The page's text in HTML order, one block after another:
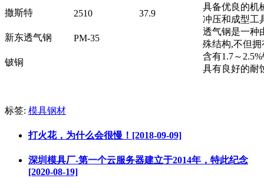
撒斯特
2510 37.9
具备优良的机
冲压和成型工
新东透气钢
PM-35
透气钢是一种
殊结构,不但
铍铜
含有1.7～
具有良好的耐
标签: 模具钢材
打火花，为什么会很慢！[2018-09-09]
深圳模具厂-第一个云服务器建立于2014年，特此纪念
[2020-08-19]